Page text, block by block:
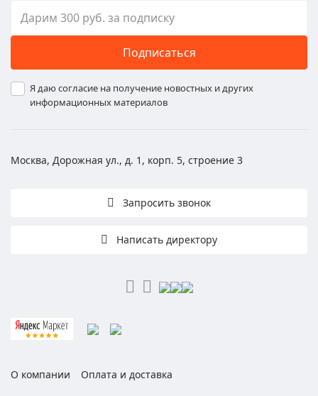
Подписаться
Я даю согласие на получение новостных и других
информационных материалов
Москва, Дорожная ул., д. 1, корп. 5, строение 3
Запросить звонок
Написать директору
О компании
Оплата и доставка